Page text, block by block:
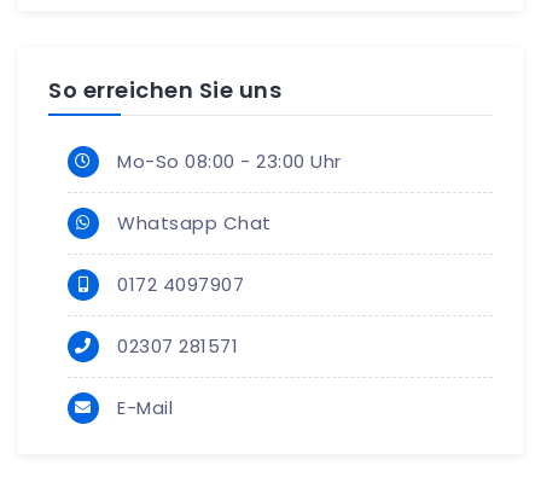
So erreichen Sie uns
Mo-So 08:00 - 23:00 Uhr
Whatsapp Chat
0172 4097907
02307 281571
E-Mail